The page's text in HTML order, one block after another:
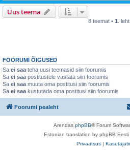
Uus teema
8 teemat • 1 . leht
FOORUMI ÕIGUSED
Sa ei saa teha uusi teemasid siin foorumis
Sa ei saa postitustele vastata siin foorumis
Sa ei saa muuta oma postitusi siin foorumis
Sa ei saa kustutada oma postitusi siin foorumis
Foorumi pealeht
Arendas phpBB® Forum
Estonian translation by phpBB
Privaatsus |